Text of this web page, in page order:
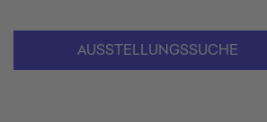
AUSSTELLUNGSSUCHE